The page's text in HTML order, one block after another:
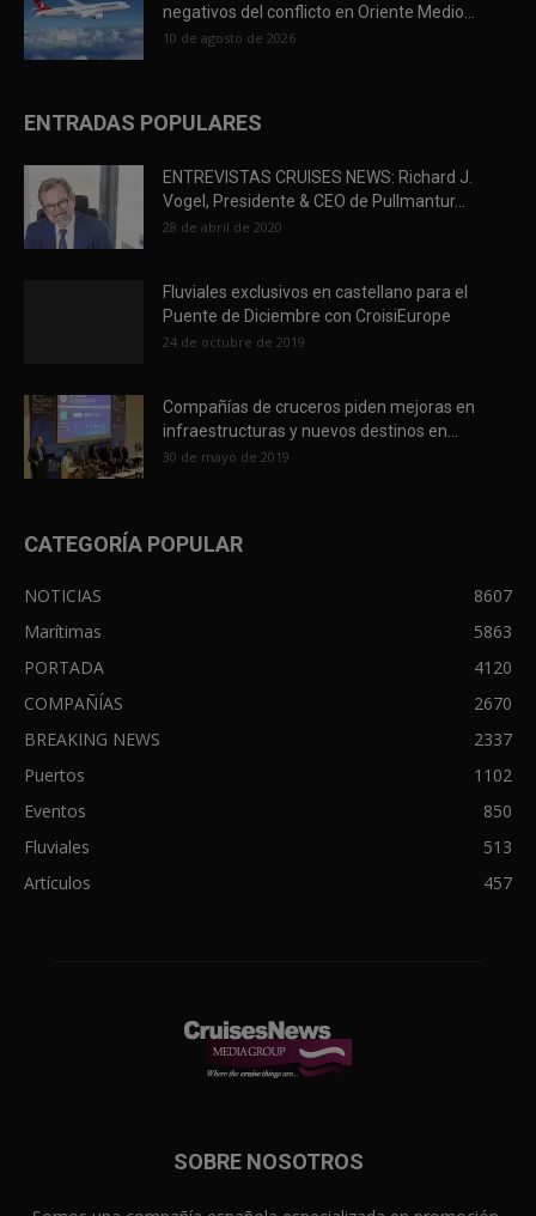
negativos del conflicto en Oriente Medio...
10 de agosto de 2026
ENTRADAS POPULARES
ENTREVISTAS CRUISES NEWS: Richard J.
Vogel, Presidente & CEO de Pullmantur...
28 de abril de 2020
Fluviales exclusivos en castellano para el
Puente de Diciembre con CroisiEurope
24 de octubre de 2019
Compañías de cruceros piden mejoras en
infraestructuras y nuevos destinos en...
30 de mayo de 2019
CATEGORÍA POPULAR
NOTICIAS
8607
Marítimas
5863
PORTADA
4120
COMPAÑÍAS
2670
BREAKING NEWS
2337
Puertos
1102
Eventos
850
Fluviales
513
Artículos
457
SOBRE NOSOTROS